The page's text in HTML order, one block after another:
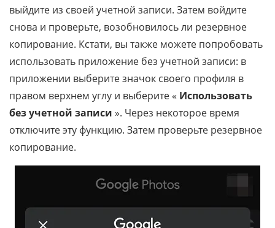
выйдите из своей учетной записи. Затем войдите
снова и проверьте, возобновилось ли резервное
копирование. Кстати, вы также можете попробовать
использовать приложение без учетной записи: в
приложении выберите значок своего профиля в
правом верхнем углу и выберите « Использовать
без учетной записи ». Через некоторое время
отключите эту функцию. Затем проверьте резервное
копирование.